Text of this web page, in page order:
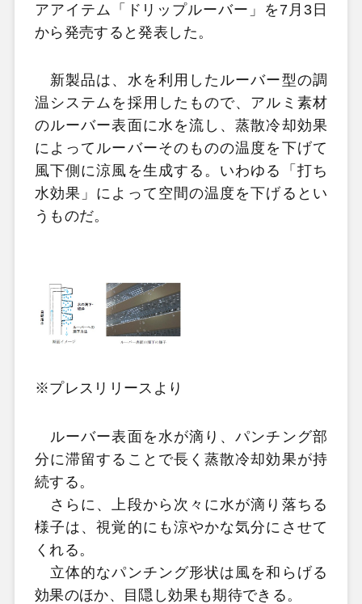
アアイテム「ドリップルーバー」を7月3日
から発売すると発表した。
新製品は、水を利用したルーバー型の調
温システムを採用したもので、アルミ素材
のルーバー表面に水を流し、蒸散冷却効果
によってルーバーそのものの温度を下げて
風下側に涼風を生成する。いわゆる「打ち
水効果」によって空間の温度を下げるとい
うものだ。
※プレスリリースより
ルーバー表面を水が滴り、パンチング部
分に滞留することで長く蒸散冷却効果が持
続する。
さらに、上段から次々に水が滴り落ちる
様子は、視覚的にも涼やかな気分にさせて
くれる。
立体的なパンチング形状は風を和らげる
効果のほか、目隠し効果も期待できる。